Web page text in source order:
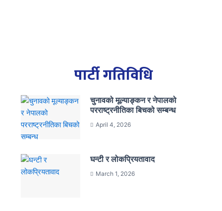
पार्टी गतिविधि
चुनावको मूल्याङ्कन र नेपालको
परराष्ट्रनीतिका बिचको सम्बन्ध
April 4, 2026
घन्टी र लोकप्रियतावाद
March 1, 2026